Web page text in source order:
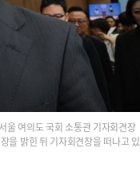
울 여의도 국회 소통관 기자회견장
을 밝힌 뒤 기자회견장을 떠나고 있